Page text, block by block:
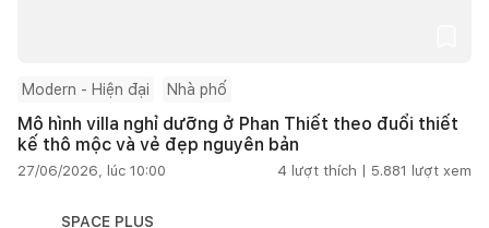
Modern - Hiện đại Nhà phố
Mô hình villa nghỉ dưỡng ở Phan Thiết theo đuổi thiết
kế thô mộc và vẻ đẹp nguyên bản
27/06/2026, lúc 10:00 4 lượt thích | 5.881 lượt xem
SPACE PLUS